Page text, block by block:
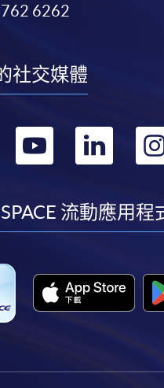
6262
社交媒體
轉 轉
流動應用程